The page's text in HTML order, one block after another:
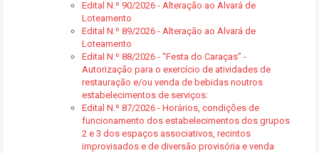
Edital N.º 90/2026 - Alteração ao Alvará de
Loteamento
Edital N.º 89/2026 - Alteração ao Alvará de
Loteamento
Edital N.º 88/2026 - “Festa do Caraças” -
Autorização para o exercício de atividades de
restauração e/ou venda de bebidas noutros
estabelecimentos de serviços:
Edital N.º 87/2026 - Horários, condições de
funcionamento dos estabelecimentos dos grupos
2 e 3 dos espaços associativos, recintos
improvisados e de diversão provisória e venda